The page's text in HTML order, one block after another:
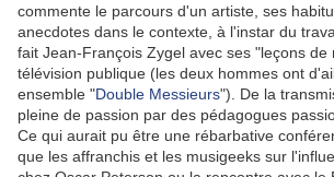
commente le parcours d'un artiste, ses
anecdotes dans le contexte, à l'instar du
fait Jean-François Zygel avec ses "leçons de
télévision publique (les deux hommes ont
ensemble "Double Messieurs"). De la
pleine de passion par des pédagogues
Ce qui aurait pu être une rébarbative
que les affranchis et les musigeeks sur